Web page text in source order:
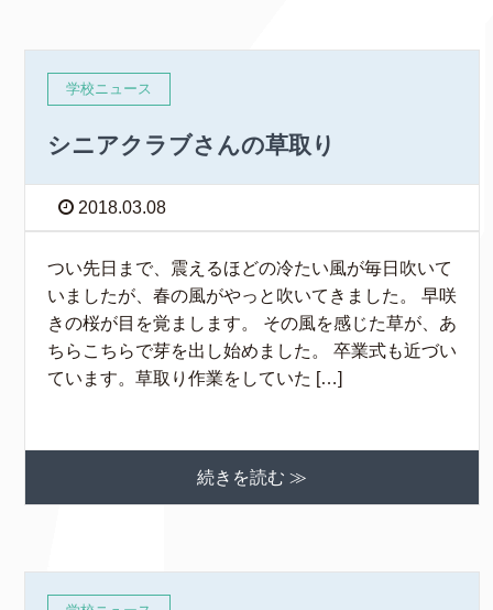
学校ニュース
シニアクラブさんの草取り
2018.03.08
つい先日まで、震えるほどの冷たい風が毎日吹いて
いましたが、春の風がやっと吹いてきました。 早咲
きの桜が目を覚まします。 その風を感じた草が、あ
ちらこちらで芽を出し始めました。 卒業式も近づい
ています。草取り作業をしていた […]
続きを読む ≫